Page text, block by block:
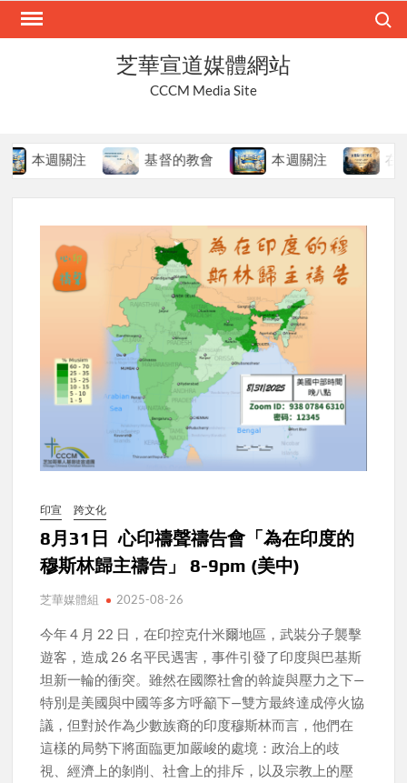
Skip
芝華宣道媒體網站
CCCM Media Site
本週關注 基督的教會 本週關注 在變局
印宣 跨文化
8月31日 心印禱聲禱告會「為在印度的
穆斯林歸主禱告」 8-9pm (美中)
芝華媒體組 2025-08-26
今年 4 月 22 日，在印控克什米爾地區，武裝分子襲擊
遊客，造成 26 名平民遇害，事件引發了印度與巴基斯
坦新一輪的衝突。雖然在國際社會的斡旋與壓力之下—
特別是美國與中國等多方呼籲下—雙方最終達成停火協
議，但對於作為少數族裔的印度穆斯林而言，他們在
這樣的局勢下將面臨更加嚴峻的處境：政治上的歧
視、經濟上的剝削、社會上的排斥，以及宗教上的壓